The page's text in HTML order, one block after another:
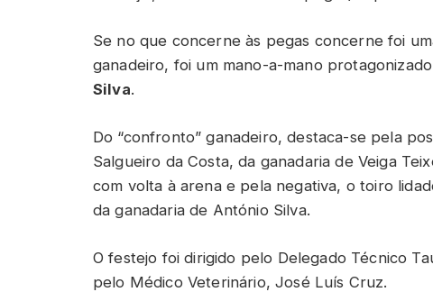
Se no que concerne às pegas concerne foi
ganadeiro, foi um mano-a-mano
Silva.
Do “confronto” ganadeiro, destaca-se pela
Salgueiro da Costa, da ganadaria de Veiga
com volta à arena e pela negativa, o toiro
da ganadaria de António Silva.
O festejo foi dirigido pelo Delegado Técnico
pelo Médico Veterinário, José Luís Cruz.